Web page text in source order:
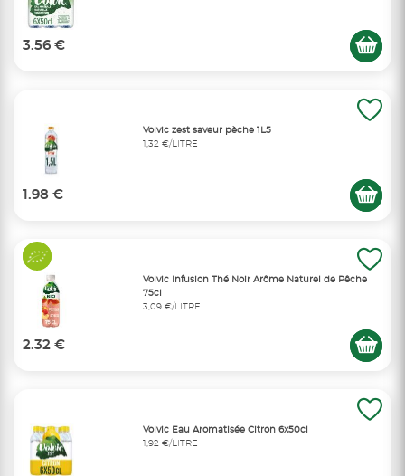
3.56 €
Volvic zest saveur pèche 1L5
1,32 €/LITRE
1.98 €
Volvic Infusion Thé Noir Arôme Naturel de Pêche
75cl
3,09 €/LITRE
2.32 €
Volvic Eau Aromatisée Citron 6x50cl
1,92 €/LITRE